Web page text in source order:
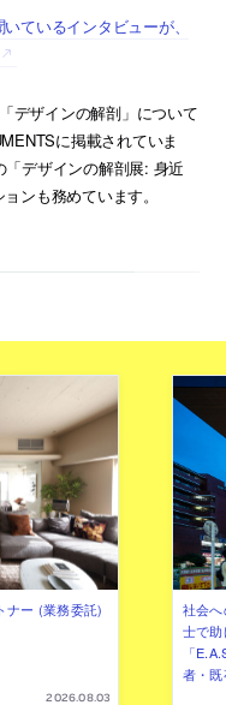
ているインタビューが、
デザインの解剖」について
に掲載されていま
デザインの解剖展: 身近
ンも務めています。
ナー (業務委託)
2026.08.03
社会
士で
「
者・